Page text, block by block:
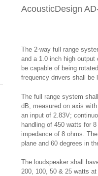
AcousticDesign
The 2-way full range
and a 1.0 inch high
be capable of being
frequency drivers shall be
The full range system
dB, measured on axis
an input of 2.83V;
handling of 450 watts for
impedance of 8 ohms.
plane and 60 degrees in
The loudspeaker shall
200, 100, 50 & 25 watts